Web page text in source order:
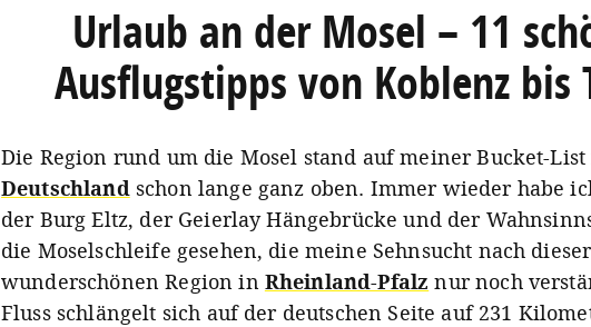
Urlaub an der Mosel – 11
Ausflugstipps von Koblenz bis
Die Region rund um die Mosel stand auf meiner Bucket-
Deutschlandschon lange ganz oben. Immer wieder habe
der Burg Eltz, der Geierlay Hängebrücke und der
die Moselschleife gesehen, die meine Sehnsucht nach dieser
wunderschönen Region in Rheinland-Pfalz nur noch
Fluss schlängelt sich auf der deutschen Seite auf 231